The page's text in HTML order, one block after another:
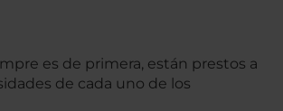
es de primera, están prestos a
de cada uno de los